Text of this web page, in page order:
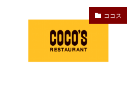
ココス